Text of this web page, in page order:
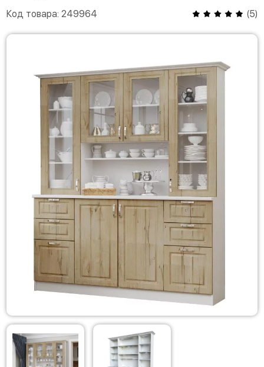
Код товара: 249964 (5)